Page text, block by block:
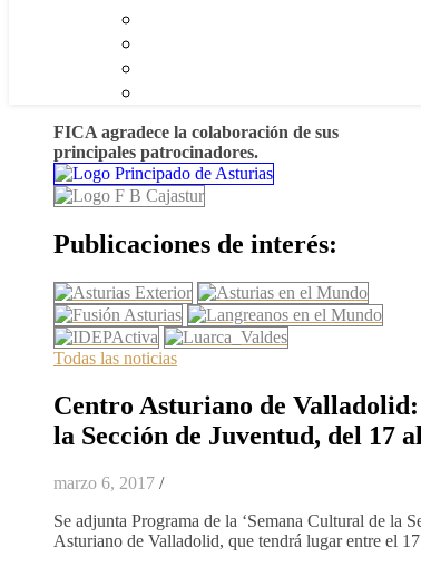
FICA agradece la colaboración de sus
principales patrocinadores.
Publicaciones de interés:
Todas las noticias
Centro Asturiano de
la Sección de Juventud, del 17
marzo 6, 2017 /
Se adjunta Programa de la ‘Semana Cultural de la
Asturiano de Valladolid, que tendrá lugar entre el